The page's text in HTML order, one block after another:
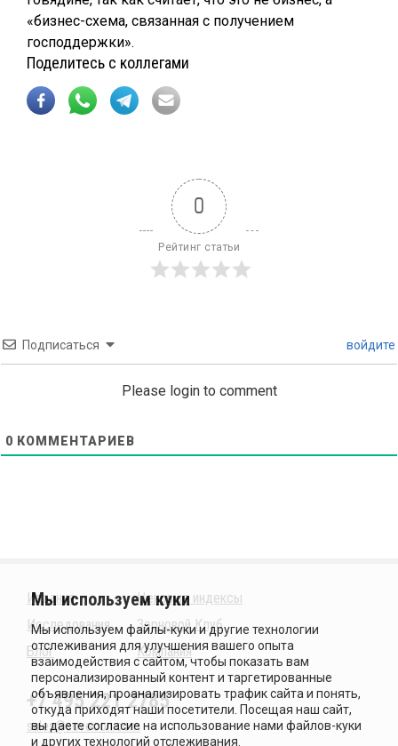
«бизнес-схема, связанная с получением
господдержки».
Поделитесь с коллегами
0
Рейтинг статьи
Подписаться войдите
Please login to comment
0 КОММЕНТАРИЕВ
Издания
Исследования
Блог
Ценовые индексы
Зерновой Клуб
Компания
+7 495 221 2785
sales@sovecon.com